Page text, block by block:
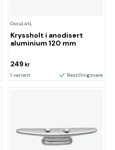
Osculati
Kryssholt i anodisert
aluminium 120 mm
249 kr
1 variant Bestillingsvare